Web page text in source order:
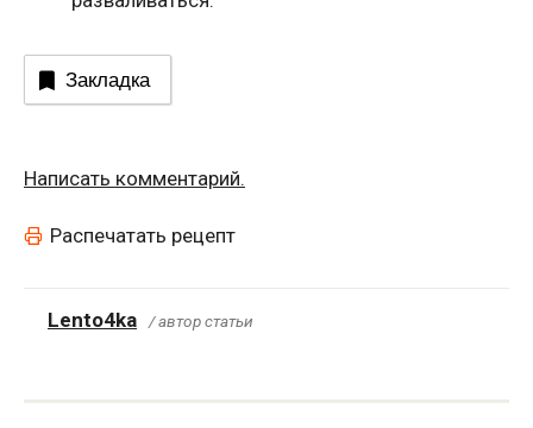
Закладка
Написать комментарий.
Распечатать рецепт
Lento4ka / автор статьи